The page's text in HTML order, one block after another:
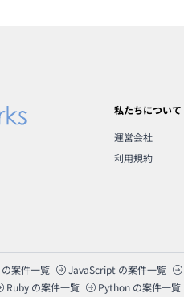
私たちについて
運営会社
利用規約
の案件一覧 JavaScript の案件一覧
Ruby の案件一覧 Python の案件一覧